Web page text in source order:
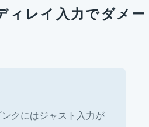
ィレイ入力でダメー
クにはジャスト入力が